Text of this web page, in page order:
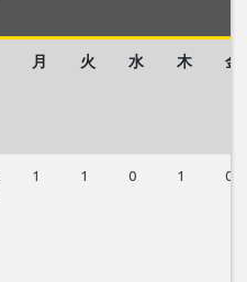
月 火 水 木 金
1 1 0 1 0